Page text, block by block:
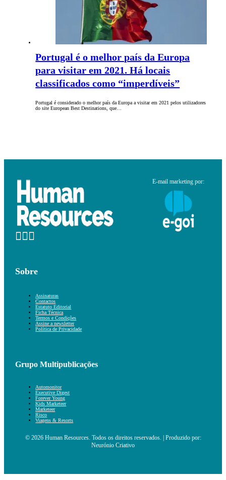
Portugal é o melhor país da Europa
para visitar em 2021. Há locais
classificados como “imperdíveis”
Portugal é considerado o melhor país da Europa a visitar em 2021 pelos utilizadores
do site European Best Destinations, que…
E-mail marketing por:
Sobre
Assinaturas
Contactos
Estatuto Editorial
Ficha Técnica
Termos e Condições
Assine a newsletter
Política de Privacidade
Grupo Multipublicações
Automonitor
Executive Digest
Forever Young
Kids Marketeer
Marketeer
Risco
Viagens & Resorts
© 2026 Human Resources. Todos os direitos reservados. | Produzido por:
Neurónio Criativo